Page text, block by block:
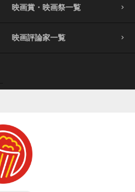
映画賞・映画祭一覧
映画評論家一覧